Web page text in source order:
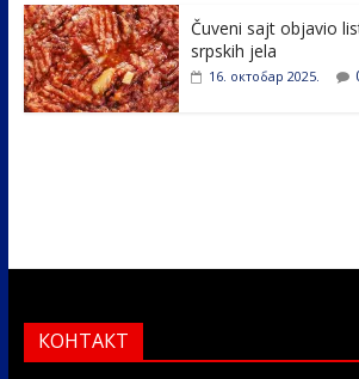
Čuveni sajt objavio
srpskih jela
16. октобар 2025.
КОНТАКТ